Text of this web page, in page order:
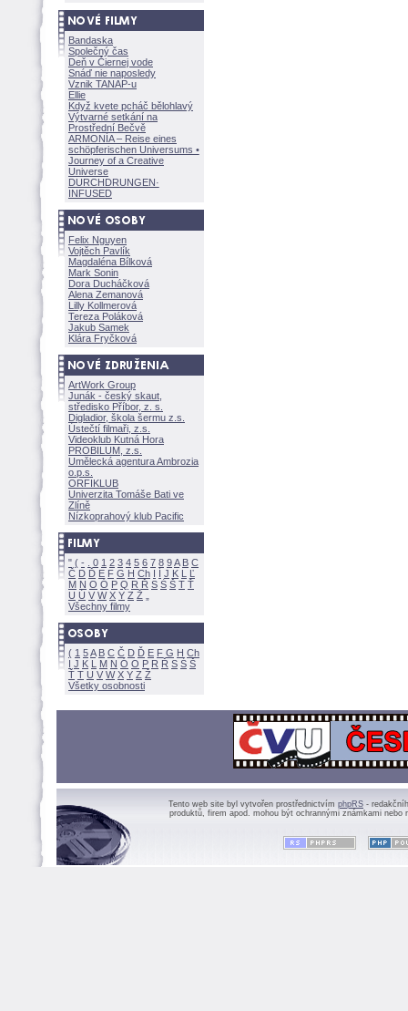
Bandaska
Společný čas
Deň v Čiernej vode
Snáď nie naposledy
Vznik TANAP-u
Ellie
Když kvete pcháč bělohlavý
Výtvarné setkání na
Prostřední Bečvě
ARMONÍA – Reise eines
schöpferischen Universums •
Journey of a Creative
Universe
DURCHDRUNGEN·
INFUSED
Felix Nguyen
Vojtěch Pavlík
Magdaléna Bílkov
Mark Sonin
Dora Ducháčkov
Alena Zemanov
Lilly Kollmerov
Tereza Polákov
Jakub Samek
Klára Fryčkov
ArtWork Group
Junák - český skaut,
středisko Příbor, z. s.
Digladior, škola šermu z.s.
Ústečtí filmaři, z.s.
Videoklub Kutná Hora
PROBILUM, z.s.
Umělecká agentura Ambrozia
o.p.s.
ORFIKLUB
Univerzita Tomáše Bati ve
Zlíně
Nízkoprahový klub Pacific
" ( - 0 1 2 3 4 5 6 7 8 9A B C
Č D Ď E F G H Ch I Í J K L
Ľ
M N O Ó P Q R Ř S Ś T Ť
U Ú V W X Y Z
Všechny filmy
( 1 5A B C Č D Ď E F G H Ch
I J K L M N Ó O P R Ř S Ś
Ť T U V W X Y Z
Všetky osobnosti
Tento web site byl vytvořen prostřednictvím phpRS -
produktů, firem apod. mohou být ochrannými známkami